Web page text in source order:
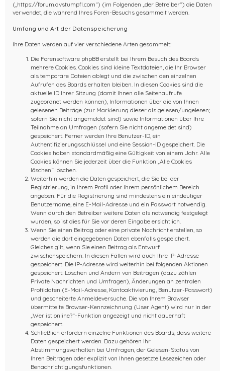
(„https://forum.avstumpfl.com“) (im Folgenden „der Betreiber“) die Daten
verwendet, die während Ihres Foren-Besuchs gesammelt werden.
Umfang und Art der Datenspeicherung
Ihre Daten werden auf vier verschiedene Arten gesammelt:
Die Forensoftware phpBB erstellt bei Ihrem Besuch des Boards
mehrere Cookies. Cookies sind kleine Textdateien, die Ihr Browser
als temporäre Dateien ablegt und die zwischen den einzelnen
Aufrufen des Boards erhalten bleiben. In diesen Cookies sind die
aktuelle ID Ihrer Sitzung (damit Ihnen alle Seitenaufrufe
zugeordnet werden können), Informationen über die von Ihnen
gelesenen Beiträge (zur Markierung dieser als gelesen/ungelesen;
sofern Sie nicht angemeldet sind) sowie Informationen über Ihre
Teilnahme an Umfragen (sofern Sie nicht angemeldet sind)
gespeichert. Ferner werden Ihre Benutzer-ID, ein
Authentifizierungsschlüssel und eine Session-ID gespeichert. Die
Cookies haben standardmäßig eine Gültigkeit von einem Jahr. Alle
Cookies können Sie jederzeit über die Funktion „Alle Cookies
löschen“ löschen.
Weiterhin werden die Daten gespeichert, die Sie bei der
Registrierung, in Ihrem Profil oder Ihrem persönlichem Bereich
angeben. Für die Registrierung sind mindestens ein eindeutiger
Benutzername, eine E-Mail-Adresse und ein Passwort notwendig.
Wenn durch den Betreiber weitere Daten als notwendig festgelegt
wurden, so ist dies für Sie vor deren Eingabe ersichtlich.
Wenn Sie einen Beitrag oder eine private Nachricht erstellen, so
werden die dort eingegebenen Daten ebenfalls gespeichert.
Gleiches gilt, wenn Sie einen Beitrag als Entwurf
zwischenspeichern. In diesen Fällen wird auch Ihre IP-Adresse
gespeichert. Die IP-Adresse wird weiterhin bei folgenden Aktionen
gespeichert: Löschen und Ändern von Beiträgen (dazu zählen
Private Nachrichten und Umfragen), Änderungen an zentralen
Profildaten (E-Mail-Adresse, Kontoaktivierung, Benutzer-Passwort)
und gescheiterte Anmeldeversuche. Die von Ihrem Browser
übermittelte Browser-Kennzeichnung (User Agent) wird nur in der
„Wer ist online?“-Funktion angezeigt und nicht dauerhaft
gespeichert.
Schließlich erfordern einzelne Funktionen des Boards, dass weitere
Daten gespeichert werden. Dazu gehören Ihr
Abstimmungsverhalten bei Umfragen, der Gelesen-Status von
Ihren Beiträgen oder explizit von Ihnen gesetzte Lesezeichen oder
Benachrichtigungsfunktionen.